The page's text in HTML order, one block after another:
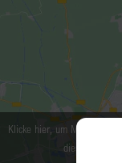
Klicke hier, um Marketing-
diesen Inhalt